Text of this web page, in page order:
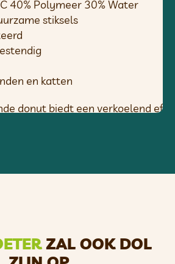
40% Polymeer 30% Water
stiksels
en katten
donut biedt een verkoelend
in de koelkast leggen om het
ZAL OOK DOL